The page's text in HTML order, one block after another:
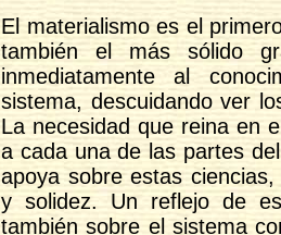
El materialismo es el
también el más sólido
inmediatamente al
sistema, descuidando ver
La necesidad que reina en
a cada una de las partes
apoya sobre estas
y solidez. Un reflejo de
también sobre el sistema